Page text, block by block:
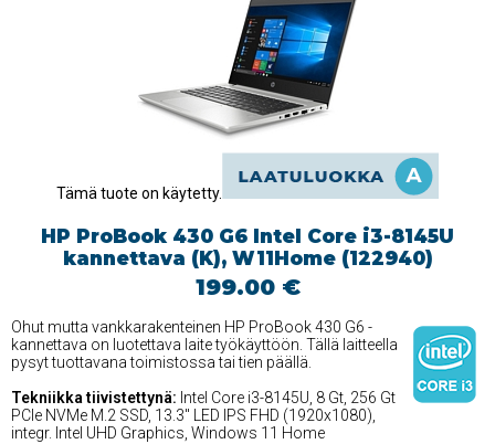
Tämä tuote on käytetty.
HP ProBook 430 G6 Intel Core i3-8145U
kannettava (K), W11Home (122940)
199.00 €
Ohut mutta vankkarakenteinen HP ProBook 430 G6 -
kannettava on luotettava laite työkäyttöön. Tällä laitteella
pysyt tuottavana toimistossa tai tien päällä.
Tekniikka tiivistettynä: Intel Core i3-8145U, 8 Gt, 256 Gt
PCIe NVMe M.2 SSD, 13.3'' LED IPS FHD (1920x1080),
integr. Intel UHD Graphics, Windows 11 Home